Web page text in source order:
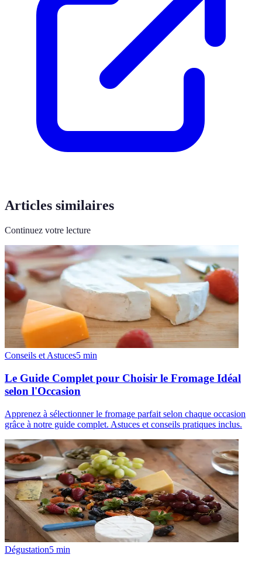
Articles similaires
Continuez votre lecture
Conseils et Astuces5 min
Le Guide Complet pour Choisir le Fromage Idéal
selon l'Occasion
Apprenez à sélectionner le fromage parfait selon chaque occasion
grâce à notre guide complet. Astuces et conseils pratiques inclus.
Dégustation5 min